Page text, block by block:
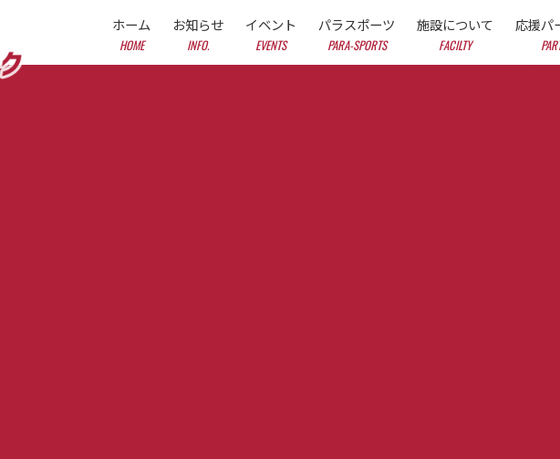
ホーム
HOME
お知らせ
INFO.
イベント
EVENTS
パラスポーツ
PARA-SPORTS
施設について
FACILTY
応援パ